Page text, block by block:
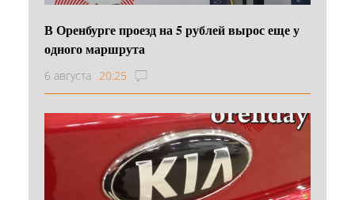
В Оренбурге проезд на 5 рублей вырос еще у
одного маршрута
6 августа 20:25